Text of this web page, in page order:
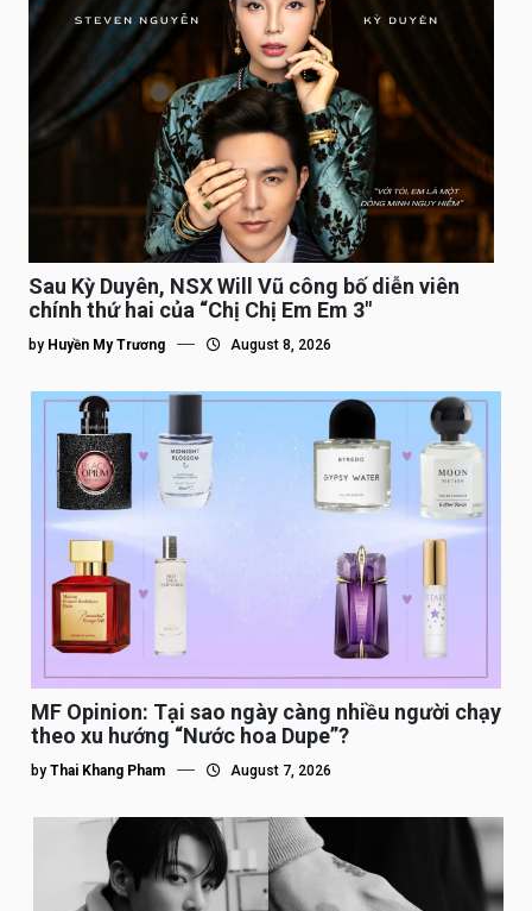
Sau Kỳ Duyên, NSX Will Vũ công bố diễn viên
chính thứ hai của “Chị Chị Em Em 3″
by Huyền My Trương August 8, 2026
MF Opinion: Tại sao ngày càng nhiều người chạy
theo xu hướng “Nước hoa Dupe”?
by Thai Khang Pham August 7, 2026